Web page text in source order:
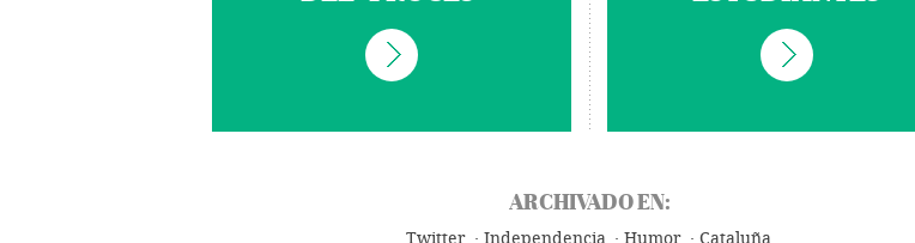
ARCHIVADO EN:
Twitter Independencia Humor Cataluña